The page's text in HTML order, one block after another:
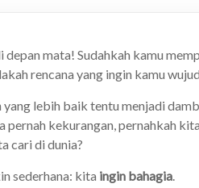
depan mata! Sudahkah kamu
rencana yang ingin kamu
lebih baik tentu menjadi
pernah kekurangan, pernahkah
cari di dunia?
sederhana: kita ingin bahagia.